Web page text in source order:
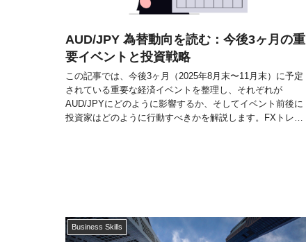
AUD/JPY 為替動向を読む：今後3ヶ月の重
要イベントと投資戦略
この記事では、今後3ヶ月（2025年8月末〜11月末）に予定
されている重要な経済イベントを整理し、それぞれが
AUD/JPYにどのように影響するか、そしてイベント前後に
投資家はどのように行動すべきかを解説します。FXトレー
Business Skills